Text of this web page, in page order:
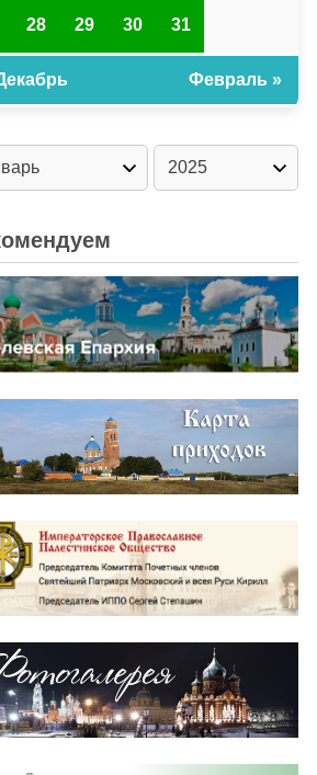
28 29 30 31
Февраль »